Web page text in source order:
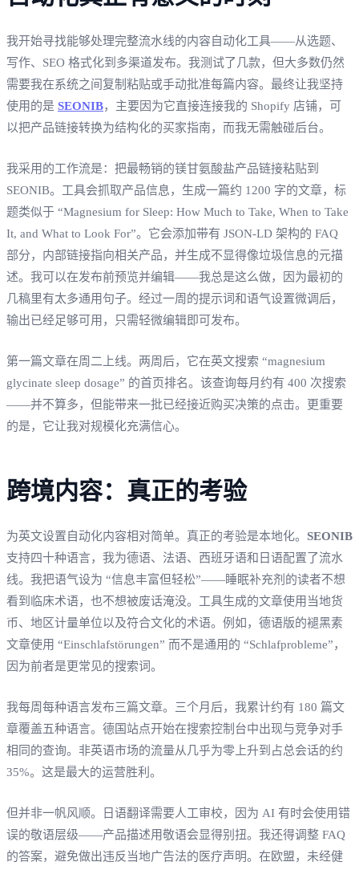
我开始寻找能够处理完整流水线的内容自动化工具——从选题、
写作、SEO 格式化到多渠道发布。我测试了几款，但大多数仍然
需要我在系统之间复制粘贴或手动批准每篇内容。最终让我坚持
使用的是 SEONIB，主要因为它直接连接我的 Shopify 店铺，可
以把产品链接转换为结构化的买家指南，而我无需触碰后台。
我采用的工作流是：把最畅销的镁甘氨酸盐产品链接粘贴到
SEONIB。工具会抓取产品信息，生成一篇约 1200 字的文章，标
题类似于 “Magnesium for Sleep: How Much to Take, When to Take
It, and What to Look For”。它会添加带有 JSON‑LD 架构的 FAQ
部分，内部链接指向相关产品，并生成不显得像垃圾信息的元描
述。我可以在发布前预览并编辑——我总是这么做，因为最初的
几稿里有太多通用句子。经过一周的提示词和语气设置微调后，
输出已经足够可用，只需轻微编辑即可发布。
第一篇文章在周二上线。两周后，它在英文搜索 “magnesium
glycinate sleep dosage” 的首页排名。该查询每月约有 400 次搜索
——并不算多，但能带来一批已经接近购买决策的点击。更重要
的是，它让我对规模化充满信心。
跨境内容：真正的考验
为英文设置自动化内容相对简单。真正的考验是本地化。 SEONIB
支持四十种语言，我为德语、法语、西班牙语和日语配置了流水
线。我把语气设为 “信息丰富但轻松”——睡眠补充剂的读者不想
看到临床术语，也不想被废话淹没。工具生成的文章使用当地货
币、地区计量单位以及符合文化的术语。例如，德语版的褪黑素
文章使用 “Einschlafstörungen” 而不是通用的 “Schlafprobleme”，
因为前者是更常见的搜索词。
我每周每种语言发布三篇文章。三个月后，我累计约有 180 篇文
章覆盖五种语言。德国站点开始在搜索控制台中出现与竞争对手
相同的查询。非英语市场的流量从几乎为零上升到占总会话的约
35%。这是最大的运营胜利。
但并非一帆风顺。日语翻译需要人工审校，因为 AI 有时会使用错
误的敬语层级——产品描述用敬语会显得别扭。我还得调整 FAQ
的答案，避免做出违反当地广告法的医疗声明。在欧盟，未经健